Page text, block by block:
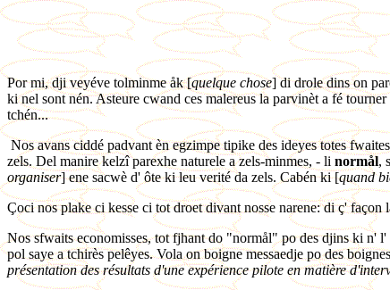
Por mi, dji veyéve tolminme åk [quelque chose] di drole dins on
ki nel sont nén. Asteure cwand ces malereus la parvinèt a fé
tchén...
Nos avans ciddé padvant èn egzimpe tipike des ideyes totes
zels. Del manire kelzî parexhe naturele a zels-minmes, - li normål,
organiser] ene sacwè d' ôte ki leu verité da zels. Cabén ki [quand
Çoci nos plake ci kesse ci tot droet divant nosse narene: di ç'
Nos sfwaits economisses, tot fjhant do "normål" po des djins ki n'
pol saye a tchirès pelêyes. Vola on boigne messaedje po des
présentation des résultats d'une expérience pilote en matière